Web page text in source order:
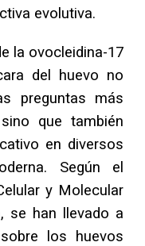
evolutiva.
la ovocleidina-17
del huevo no
preguntas más
que también
en diversos
Según el
y Molecular
se han llevado a
los huevos